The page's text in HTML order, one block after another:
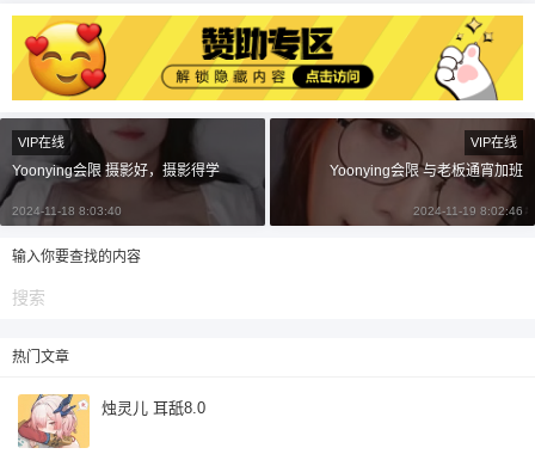
20 元 50 元 自定义
VIP在线
Yoonying会限 摄影好，摄影得学
2024-11-18 8:03:40
VIP在线
Yoonying会限 与老板通宵加班
2024-11-19 8:02:46
输入你要查找的内容
热门文章
烛灵儿 耳舐8.0
您没有权限发布内容，请购买会员或者提升权
6位以上
6位以上